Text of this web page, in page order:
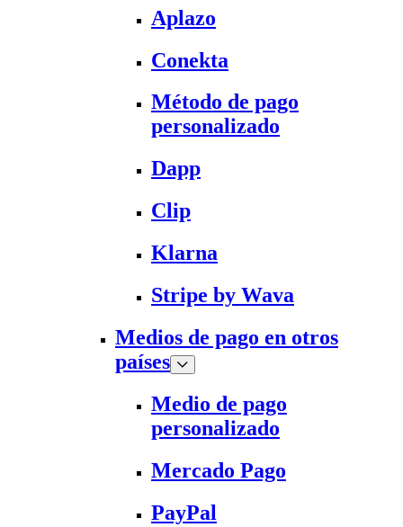
Aplazo
Conekta
Método de pago
personalizado
Dapp
Clip
Klarna
Stripe by Wava
Medios de pago en otros
países
Medio de pago
personalizado
Mercado Pago
PayPal